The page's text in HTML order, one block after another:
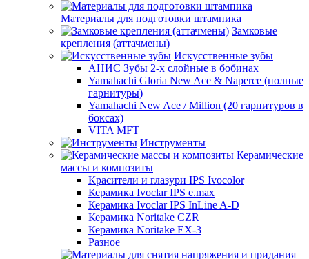
Материалы для подготовки штампика
Замковые
крепления (аттачмены)
Искусственные зубы
АНИС Зубы 2-х слойные в бобинах
Yamahachi Gloria New Ace & Naperce (полные
гарнитуры)
Yamahachi New Ace / Million (20 гарнитуров в
боксах)
VITA MFT
Инструменты
Керамические
массы и композиты
Красители и глазури IPS Ivocolor
Керамика Ivoclar IPS e.max
Керамика Ivoclar IPS InLine A-D
Керамика Noritake CZR
Керамика Noritake EX-3
Разное